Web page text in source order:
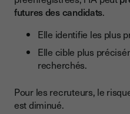
futures des candidats.
Elle identifie les plus
Elle cible plus
recherchés.
Pour les recruteurs, le
est diminué.